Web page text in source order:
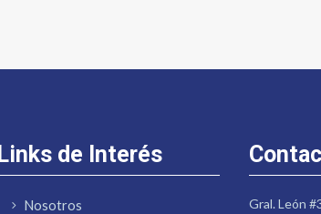
Links de Interés
Nosotros
Gral. León